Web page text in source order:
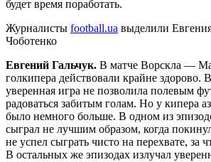
будет время поработать.
Журналисты football.ua выделили
Чоботенко
Евгений Гальчук. В матче Ворскла —
голкипера действовали крайне здорово.
уверенная игра не позволила полевым
радоваться забитым голам. Но у кипера
было немного больше. В одном из
сыграл не лучшим образом, когда
не успел сыграть чисто на перехвате, за
В остальных же эпизодах излучал